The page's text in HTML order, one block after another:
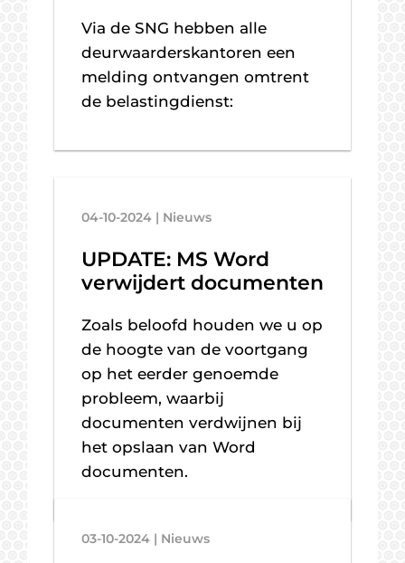
Via de SNG hebben alle
deurwaarderskantoren een
melding ontvangen omtrent
de belastingdienst:
04-10-2024 | Nieuws
UPDATE: MS Word
verwijdert documenten
Zoals beloofd houden we u op
de hoogte van de voortgang
op het eerder genoemde
probleem, waarbij
documenten verdwijnen bij
het opslaan van Word
documenten.
03-10-2024 | Nieuws